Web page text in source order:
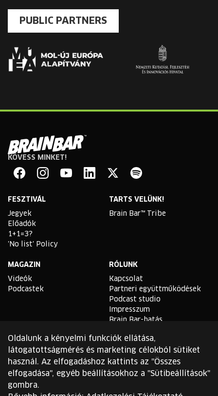
PUBLIC PARTNERS
Brain
Bar
KÖVESS MINKET!
FESZTIVÁL
Jegyek
Előadók
1+1=3?
'No list' Policy
TARTS VELÜNK!
Brain Bar™ Tribe
MAGAZIN
Videók
Podcastek
RÓLUNK
Kapcsolat
Partneri együttműködések
Podcast studio
Impresszum
Brain Bar-hatás
TLDR
Általános Szerződési
Feltételek
Sütikezelési Szabályzat
Adatvédelmi Szabályzat
Oldalunk a kényelmi funkciók ellátása,
látogatottságmérés és marketing célokból sütiket
használ. Az elfogadáshoz kattints az "Összes
elfogadása", egyéb beállításokhoz a "Sütibeállítások"
gombra.